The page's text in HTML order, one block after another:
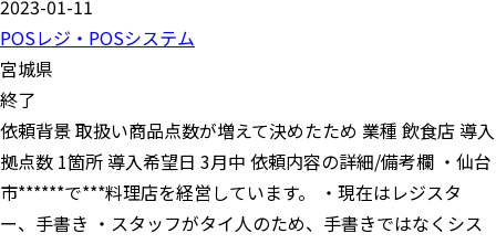
2023-01-11
POSレジ・POSシステム
宮城県
終了
依頼背景 取扱い商品点数が増えて決めたため 業種 飲食店 導入
拠点数 1箇所 導入希望日 3月中 依頼内容の詳細/備考欄 ・仙台
市******で***料理店を経営しています。 ・現在はレジスタ
ー、手書き ・スタッフがタイ人のため、手書きではなくシス